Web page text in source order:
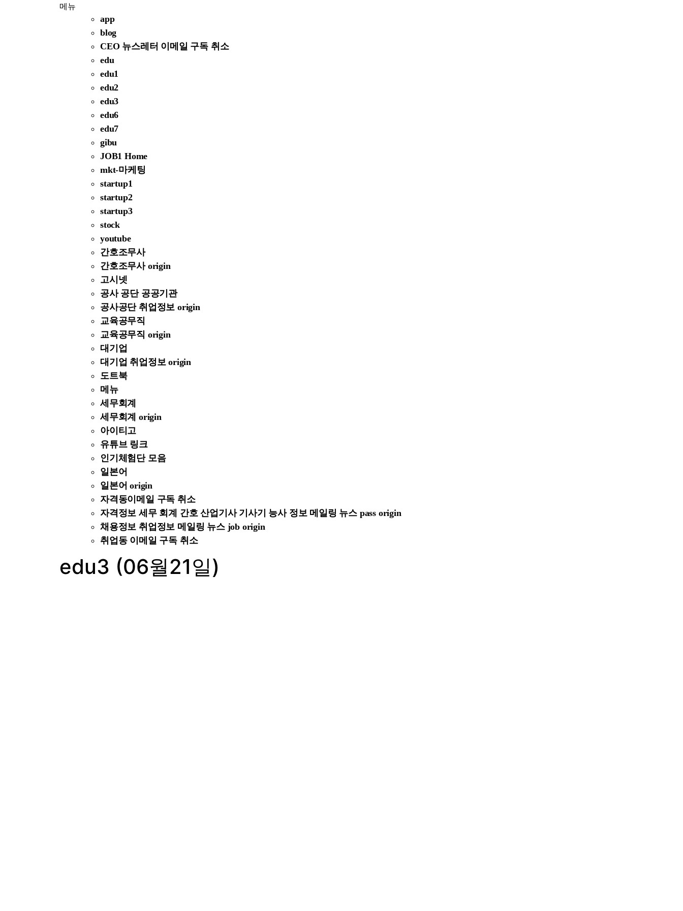
메뉴
app
blog
CEO 뉴스레터 이메일 구독 취소
edu
edu1
edu2
edu3
edu6
edu7
gibu
JOB1 Home
mkt-마케팅
startup1
startup2
startup3
stock
youtube
간호조무사
간호조무사 origin
고시넷
공사 공단 공공기관
공사공단 취업정보 origin
교육공무직
교육공무직 origin
대기업
대기업 취업정보 origin
도트북
메뉴
세무회계
세무회계 origin
아이티고
유튜브 링크
인기체험단 모음
일본어
일본어 origin
자격동이메일 구독 취소
자격정보 세무 회계 간호 산업기사 기사기 능사 정보 메일링 뉴스 pass origin
채용정보 취업정보 메일링 뉴스 job origin
취업동 이메일 구독 취소
edu3 (06월21일)